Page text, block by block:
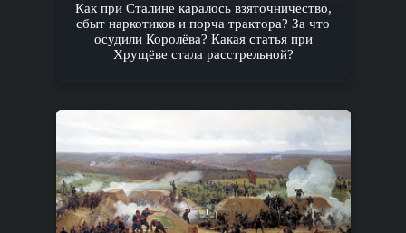
Как при Сталине каралось взяточничество,
сбыт наркотиков и порча трактора? За что
осудили Королёва? Какая статья при
Хрущёве стала расстрельной?